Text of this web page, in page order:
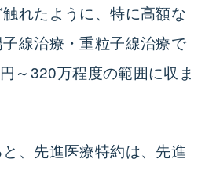
れたように、特に高額な
線治療・重粒子線治療で
～320万程度の範囲に収ま
、先進医療特約は、先進